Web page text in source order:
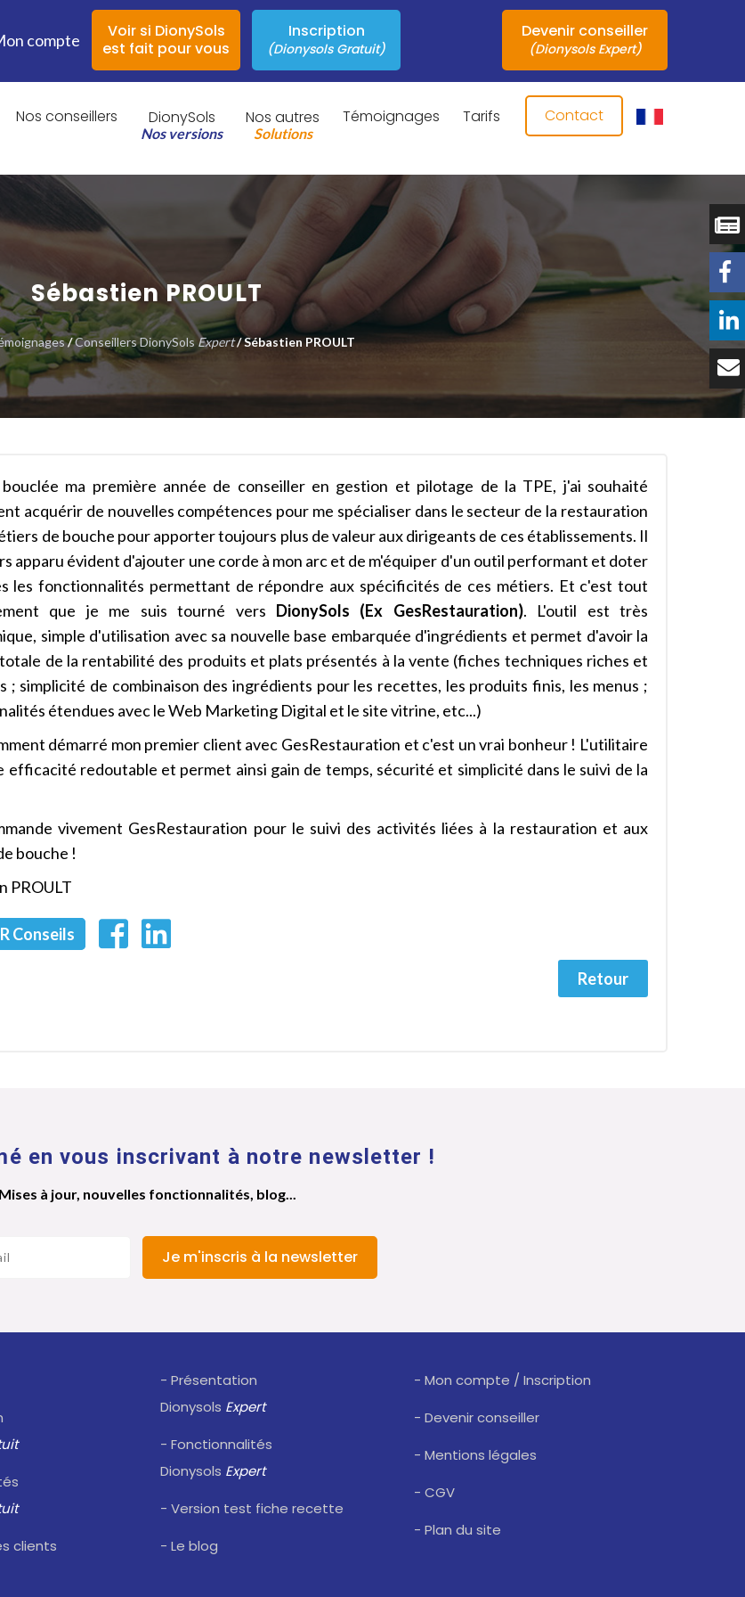
compte
Voir si DionySols
est fait pour vous
Inscription
(Dionysols Gratuit)
Devenir conseiller
(Dionysols Expert)
Nos conseillers DionySols
Nos versions
Nos autres
Solutions
Témoignages Tarifs Contact
Sébastien PROULT
/Conseillers DionySols Expert/ Sébastien PROULT
ma première année de conseiller en gestion et pilotage de la TPE, j'ai souhaité
acquérir de nouvelles compétences pour me spécialiser dans le secteur de la restauration
de bouche pour apporter toujours plus de valeur aux dirigeants de ces établissements. Il
apparu évident d'ajouter une corde à mon arc et de m'équiper d'un outil performant et doter
les fonctionnalités permettant de répondre aux spécificités de ces métiers. Et c'est tout
que je me suis tourné vers DionySols (Ex GesRestauration). L'outil est très
simple d'utilisation avec sa nouvelle base embarquée d'ingrédients et permet d'avoir la
de la rentabilité des produits et plats présentés à la vente (fiches techniques riches et
; simplicité de combinaison des ingrédients pour les recettes, les produits finis, les menus ;
étendues avec le Web Marketing Digital et le site vitrine, etc...)
démarré mon premier client avec GesRestauration et c'est un vrai bonheur ! L'utilitaire
efficacité redoutable et permet ainsi gain de temps, sécurité et simplicité dans le suivi de la
vivement GesRestauration pour le suivi des activités liées à la restauration et aux
bouche !
PROULT
Conseils
Retour
en vous inscrivant à notre newsletter !
Mises à jour, nouvelles fonctionnalités, blog...
Je m'inscris à la newsletter
clients
- Présentation
Dionysols Expert
- Fonctionnalités
Dionysols Expert
- Version test fiche recette
- Le blog
- Mon compte / Inscription
- Devenir conseiller
- Mentions légales
- CGV
- Plan du site